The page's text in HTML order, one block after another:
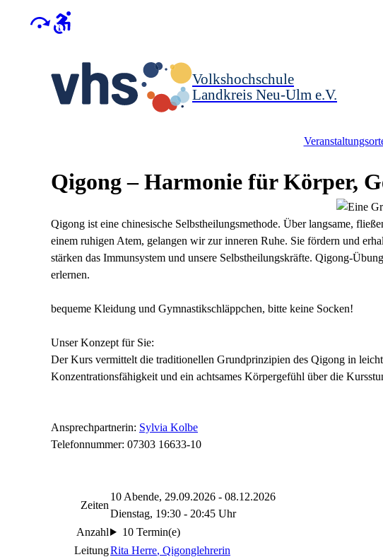
Volkshochschule
Landkreis Neu-Ulm e.V.
Qigong – Harmonie für Körper,
Qigong ist eine chinesische Selbstheilungsmethode. Über langsame,
einem ruhigen Atem, gelangen wir zur inneren Ruhe. Sie fördern und
stärken das Immunsystem und unsere Selbstheilungskräfte. Qigong-
erlernen.
bequeme Kleidung und Gymnastikschläppchen, bitte keine Socken!
Unser Konzept für Sie:
Der Kurs vermittelt die traditionellen Grundprinzipien des Qigong in
Konzentrationsfähigkeit und ein achtsames Körpergefühl über die
Ansprechpartnerin: Sylvia Kolbe
Telefonnummer: 07303 16633-10
Zeiten
10 Abende, 29.09.2026 - 08.12.2026
Dienstag, 19:30 - 20:45 Uhr
Anzahl
10 Termin(e)
LeitungRita Herre, Qigonglehrerin